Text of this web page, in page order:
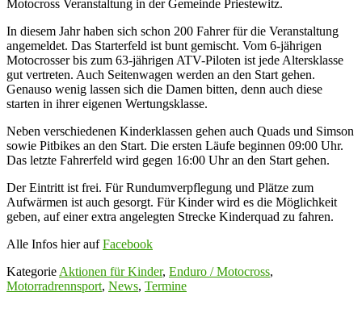
Motocross Veranstaltung in der Gemeinde Priestewitz.
In diesem Jahr haben sich schon 200 Fahrer für die Veranstaltung
angemeldet. Das Starterfeld ist bunt gemischt. Vom 6-jährigen
Motocrosser bis zum 63-jährigen ATV-Piloten ist jede Altersklasse
gut vertreten. Auch Seitenwagen werden an den Start gehen.
Genauso wenig lassen sich die Damen bitten, denn auch diese
starten in ihrer eigenen Wertungsklasse.
Neben verschiedenen Kinderklassen gehen auch Quads und Simson
sowie Pitbikes an den Start. Die ersten Läufe beginnen 09:00 Uhr.
Das letzte Fahrerfeld wird gegen 16:00 Uhr an den Start gehen.
Der Eintritt ist frei. Für Rundumverpflegung und Plätze zum
Aufwärmen ist auch gesorgt. Für Kinder wird es die Möglichkeit
geben, auf einer extra angelegten Strecke Kinderquad zu fahren.
Alle Infos hier aufFacebook
Kategorie Aktionen für Kinder, Enduro / Motocross,
Motorradrennsport, News, Termine